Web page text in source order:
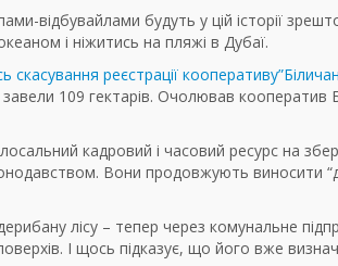
відбувайлами будуть у цій історії
і ніжитись на пляжі в Дубаї.
скасування реєстрації
109 гектарів. Очолював кооператив
кадровий і часовий ресурс на
Вони продовжують виносити
лісу – тепер через комунальне
І щось підказує, що його вже